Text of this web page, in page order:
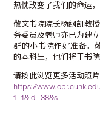
热忱改变了我们的命运
敬文书院院长杨纲凯教
务委员及老师亦已为建
群的小书院作好准备。
的本科生，他们将于书
请按此浏览更多活动照
https://
1=1&id=38&s=